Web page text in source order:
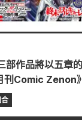
部作品將以五章
月刊Comic
！